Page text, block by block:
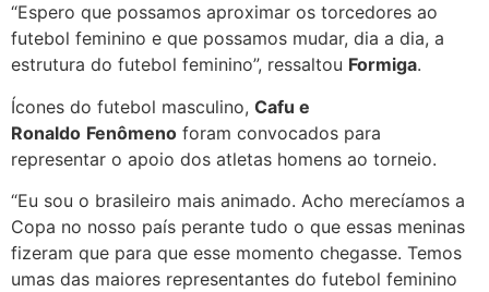
“Espero que possamos aproximar os torcedores ao
futebol feminino e que possamos mudar, dia a dia, a
estrutura do futebol feminino”, ressaltou Formiga.
Ícones do futebol masculino, Cafu e
Ronaldo Fenômeno foram convocados para
representar o apoio dos atletas homens ao torneio.
“Eu sou o brasileiro mais animado. Acho merecíamos a
Copa no nosso país perante tudo o que essas meninas
fizeram que para que esse momento chegasse. Temos
umas das maiores representantes do futebol feminino